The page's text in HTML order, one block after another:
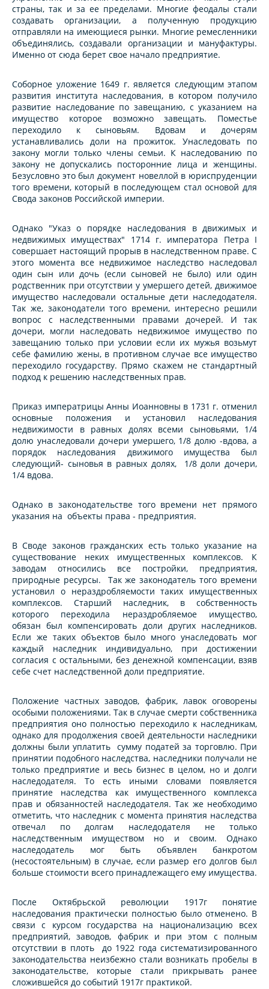
страны, так и за ее пределами. Многие феодалы стали
создавать организации, а полученную продукцию
отправляли на имеющиеся рынки. Многие ремесленники
объединялись, создавали организации и мануфактуры.
Именно от сюда берет свое начало предприятие.
Соборное уложение 1649 г. является следующим этапом
развития института наследования, в котором получило
развитие наследование по завещанию, с указанием на
имущество которое возможно завещать. Поместье
переходило к сыновьям. Вдовам и дочерям
устанавливались доли на прожиток. Унаследовать по
закону могли только члены семьи. К наследованию по
закону не допускались посторонние лица и женщины.
Безусловно это был документ новеллой в юриспруденции
того времени, который в последующем стал основой для
Свода законов Российской империи.
Однако "Указ о порядке наследования в движимых и
недвижимых имуществах" 1714 г. императора Петра I
совершает настоящий прорыв в наследственном праве. С
этого момента все недвижимое наследство наследовал
один сын или дочь (если сыновей не было) или один
родственник при отсутствии у умершего детей, движимое
имущество наследовали остальные дети наследодателя.
Так же, законодатели того времени, интересно решили
вопрос с наследственными правами дочерей. И так
дочери, могли наследовать недвижимое имущество по
завещанию только при условии если их мужья возьмут
себе фамилию жены, в противном случае все имущество
переходило государству. Прямо скажем не стандартный
подход к решению наследственных прав.
Приказ императрицы Анны Иоанновны в 1731 г. отменил
основные положения и установил наследования
недвижимости в равных долях всеми сыновьями, 1/4
долю унаследовали дочери умершего, 1/8 долю -вдова, а
порядок наследования движимого имущества был
следующий- сыновья в равных долях, 1/8 доли дочери,
1/4 вдова.
Однако в законодательстве того времени нет прямого
указания на объекты права - предприятия.
В Своде законов гражданских есть только указание на
существование неких имущественных комплексов. К
заводам относились все постройки, предприятия,
природные ресурсы. Так же законодатель того времени
установил о нераздробляемости таких имущественных
комплексов. Старший наследник, в собственность
которого переходила нераздробляемое имущество,
обязан был компенсировать доли других наследников.
Если же таких объектов было много унаследовать мог
каждый наследник индивидуально, при достижении
согласия с остальными, без денежной компенсации, взяв
себе счет наследственной доли предприятие.
Положение частных заводов, фабрик, лавок оговорены
особыми положениями. Так в случае смерти собственника
предприятия оно полностью переходило к наследникам,
однако для продолжения своей деятельности наследники
должны были уплатить сумму податей за торговлю. При
принятии подобного наследства, наследники получали не
только предприятие и весь бизнес в целом, но и долги
наследодателя. То есть иными словами появляется
принятие наследства как имущественного комплекса
прав и обязанностей наследодателя. Так же необходимо
отметить, что наследник с момента принятия наследства
отвечал по долгам наследодателя не только
наследственным имуществом но и своим. Однако
наследодатель мог быть объявлен банкротом
(несостоятельным) в случае, если размер его долгов был
больше стоимости всего принадлежащего ему имущества.
После Октябрьской революции 1917г понятие
наследования практически полностью было отменено. В
связи с курсом государства на национализацию всех
предприятий, заводов, фабрик и при этом с полным
отсутствии в плоть до 1922 года систематизированного
законодательства неизбежно стали возникать пробелы в
законодательстве, которые стали прикрывать ранее
сложившейся до событий 1917г практикой.